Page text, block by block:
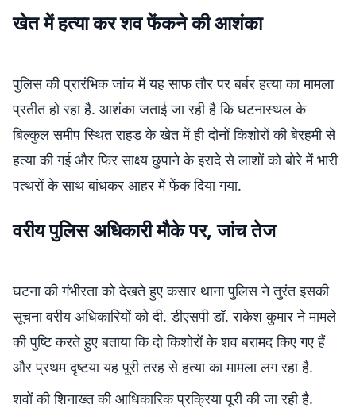
खेत में हत्या कर शव फेंकने की आशंका
पुलिस की प्रारंभिक जांच में यह साफ तौर पर बर्बर हत्या का मामला
प्रतीत हो रहा है. आशंका जताई जा रही है कि घटनास्थल के
बिल्कुल समीप स्थित राहड़ के खेत में ही दोनों किशोरों की बेरहमी से
हत्या की गई और फिर साक्ष्य छुपाने के इरादे से लाशों को बोरे में भारी
पत्थरों के साथ बांधकर आहर में फेंक दिया गया.
वरीय पुलिस अधिकारी मौके पर, जांच तेज
घटना की गंभीरता को देखते हुए कसार थाना पुलिस ने तुरंत इसकी
सूचना वरीय अधिकारियों को दी. डीएसपी डॉ. राकेश कुमार ने मामले
की पुष्टि करते हुए बताया कि दो किशोरों के शव बरामद किए गए हैं
और प्रथम दृष्टया यह पूरी तरह से हत्या का मामला लग रहा है.
शवों की शिनाख्त की आधिकारिक प्रक्रिया पूरी की जा रही है.